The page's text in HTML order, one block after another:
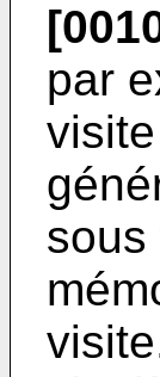
par
sous